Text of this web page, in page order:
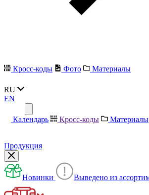
Кросс-коды Фото Материалы
RU
EN
Календарь Кросс-коды Материалы
Продукция
Новинки Выведено из